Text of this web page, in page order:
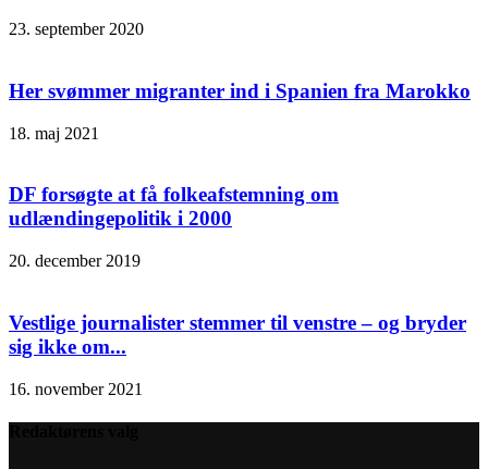
23. september 2020
Her svømmer migranter ind i Spanien fra Marokko
18. maj 2021
DF forsøgte at få folkeafstemning om
udlændingepolitik i 2000
20. december 2019
Vestlige journalister stemmer til venstre – og bryder
sig ikke om...
16. november 2021